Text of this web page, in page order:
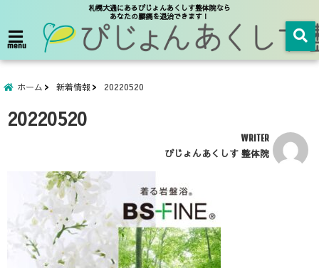
札幌大通にあるぴじょんあくしす整体院なら
あなたの腰痛を退治できます！
menu
ホーム 新着情報 20220520
20220520
WRITER
ぴじょんあくしす 整体院